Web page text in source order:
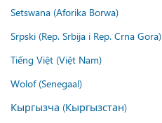
Setswana (Aforika Borwa)
Srpski (Rep. Srbija i Rep. Crna Gora)
Tiếng Việt (Việt Nam)
Wolof (Senegaal)
Кыргызча (Кыргызстан)